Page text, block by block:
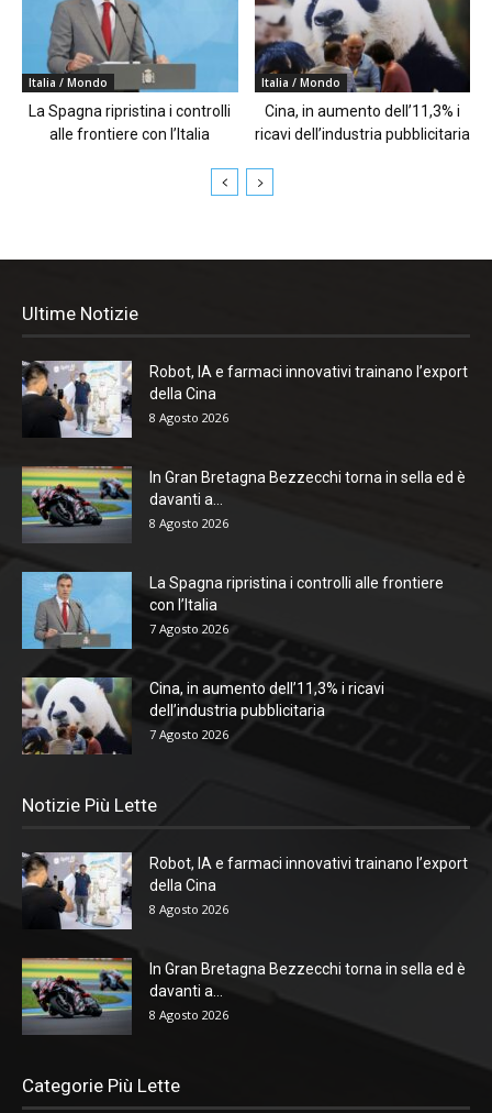
Italia / Mondo
La Spagna ripristina i controlli
alle frontiere con l’Italia
Italia / Mondo
Cina, in aumento dell’11,3% i
ricavi dell’industria pubblicitaria
Ultime Notizie
Robot, IA e farmaci innovativi trainano l’export
della Cina
8 Agosto 2026
In Gran Bretagna Bezzecchi torna in sella ed è
davanti a...
8 Agosto 2026
La Spagna ripristina i controlli alle frontiere
con l’Italia
7 Agosto 2026
Cina, in aumento dell’11,3% i ricavi
dell’industria pubblicitaria
7 Agosto 2026
Notizie Più Lette
Robot, IA e farmaci innovativi trainano l’export
della Cina
8 Agosto 2026
In Gran Bretagna Bezzecchi torna in sella ed è
davanti a...
8 Agosto 2026
Categorie Più Lette